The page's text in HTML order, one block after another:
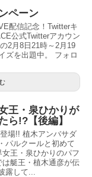
ペーン
配信記念！Twitterキ
公式Twitterアカウン
2月8日21時～2月19
ズを出題中。 フォロ
王・泉ひかりが
ら!?【後編】
場!! 植木アンバサダ
パルクールと初めて
王・泉ひかりのパフ
艇王・植木通彦が伝
露して...